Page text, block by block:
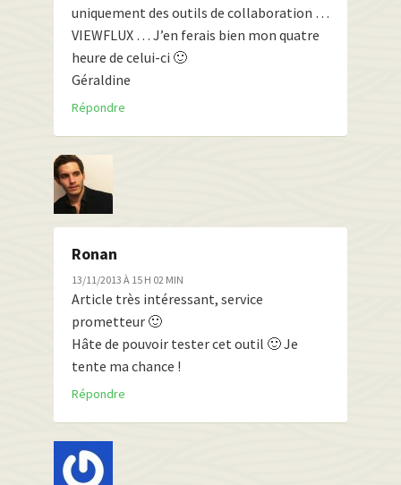
uniquement des outils de collaboration …
VIEWFLUX … J’en ferais bien mon quatre
heure de celui-ci 🙂
Géraldine
Répondre
Ronan
13/11/2013 À 15 H 02 MIN
Article très intéressant, service
prometteur 🙂
Hâte de pouvoir tester cet outil 🙂 Je
tente ma chance !
Répondre